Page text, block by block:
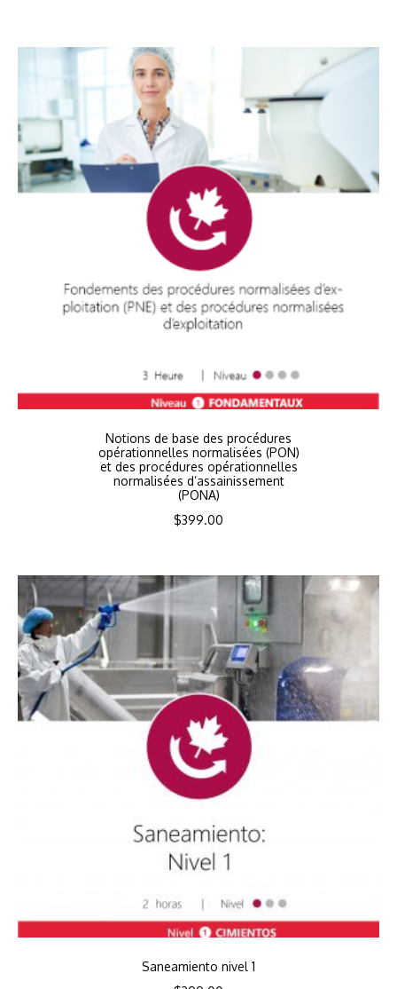
Notions de base des procédures
opérationnelles normalisées (PON)
et des procédures opérationnelles
normalisées d’assainissement
(PONA)
$399.00
Saneamiento nivel 1